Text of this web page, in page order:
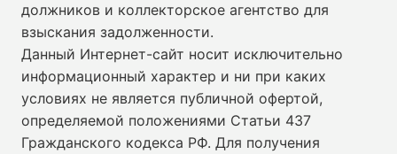
должников и коллекторское агентство для
взыскания задолженности.
Данный Интернет-сайт носит исключительно
информационный характер и ни при каких
условиях не является публичной офертой,
определяемой положениями Статьи 437
Гражданского кодекса РФ. Для получения